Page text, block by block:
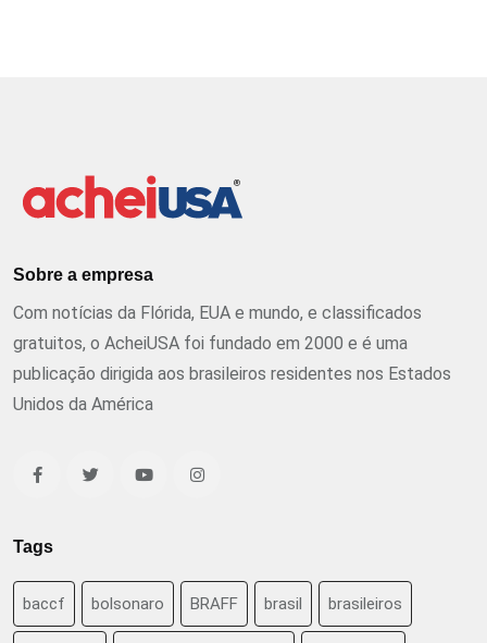
Sobre a empresa
Com notícias da Flórida, EUA e mundo, e classificados
gratuitos, o AcheiUSA foi fundado em 2000 e é uma
publicação dirigida aos brasileiros residentes nos Estados
Unidos da América
Tags
baccf bolsonaro BRAFF brasil brasileiros